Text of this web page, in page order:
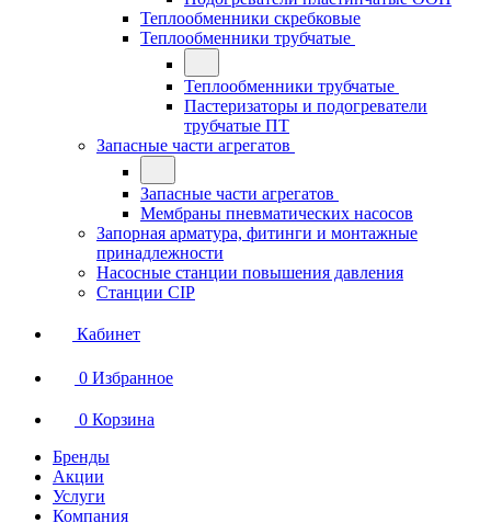
Теплообменники скребковые
Теплообменники трубчатые
Теплообменники трубчатые
Пастеризаторы и подогреватели
трубчатые ПТ
Запасные части агрегатов
Запасные части агрегатов
Мембраны пневматических насосов
Запорная арматура, фитинги и монтажные
принадлежности
Насосные станции повышения давления
Станции CIP
Кабинет
0 Избранное
0 Корзина
Бренды
Акции
Услуги
Компания